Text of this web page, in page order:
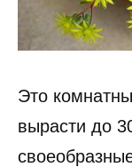
Это
вырасти до